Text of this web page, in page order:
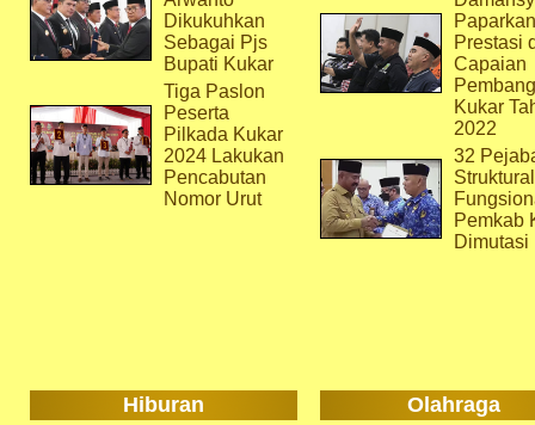
Dikukuhkan
Sebagai Pjs
Bupati Kukar
Tiga Paslon
Peserta
Pilkada Kukar
2024 Lakukan
Pencabutan
Nomor Urut
Paparkan
Prestasi
Capaian
Kukar
2022
32
Pemkab
Dimutasi
Hiburan Olahraga